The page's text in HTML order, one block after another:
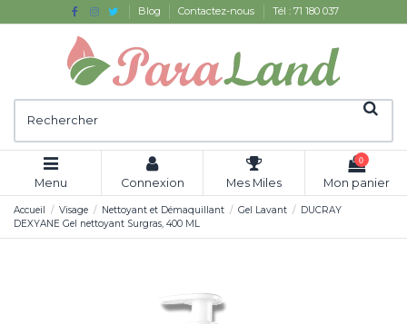
Blog Contactez-nous Tél : 71 180 037
Menu Connexion Mes Miles
0
Mon panier
Accueil Visage Nettoyant et Démaquillant Gel Lavant
DUCRAY
DEXYANE Gel nettoyant Surgras, 400 ML